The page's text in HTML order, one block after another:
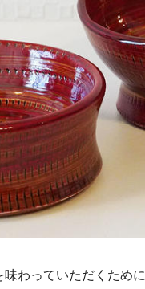
わっていただくため